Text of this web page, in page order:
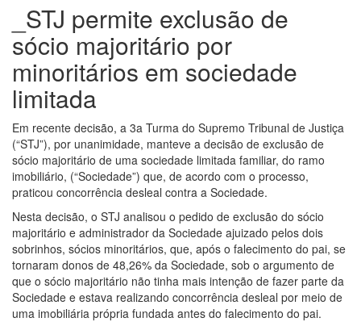
_STJ permite exclusão de
sócio majoritário por
minoritários em sociedade
limitada
Em recente decisão, a 3a Turma do Supremo Tribunal de Justiça
(“STJ”), por unanimidade, manteve a decisão de exclusão de
sócio majoritário de uma sociedade limitada familiar, do ramo
imobiliário, (“Sociedade”) que, de acordo com o processo,
praticou concorrência desleal contra a Sociedade.
Nesta decisão, o STJ analisou o pedido de exclusão do sócio
majoritário e administrador da Sociedade ajuizado pelos dois
sobrinhos, sócios minoritários, que, após o falecimento do pai, se
tornaram donos de 48,26% da Sociedade, sob o argumento de
que o sócio majoritário não tinha mais intenção de fazer parte da
Sociedade e estava realizando concorrência desleal por meio de
uma imobiliária própria fundada antes do falecimento do pai.